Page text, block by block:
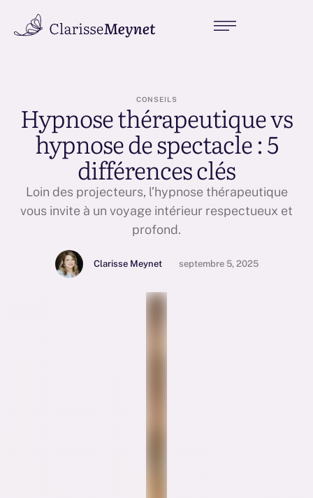
CONSEILS
Hypnose thérapeutique vs
hypnose de spectacle : 5
différences clés
Loin des projecteurs, l’hypnose thérapeutique
vous invite à un voyage intérieur respectueux et
profond.
Clarisse Meynet septembre 5, 2025